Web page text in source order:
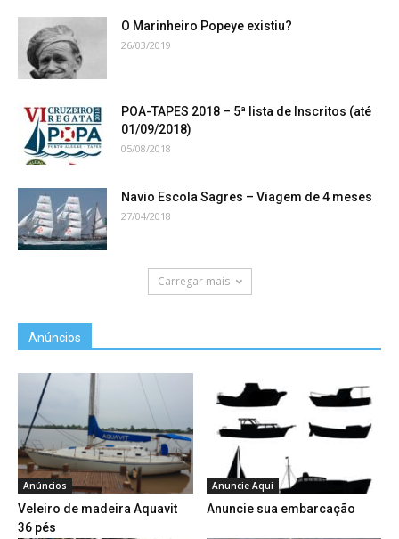
O Marinheiro Popeye existiu?
26/03/2019
POA-TAPES 2018 – 5ª lista de Inscritos (até
01/09/2018)
05/08/2018
Navio Escola Sagres – Viagem de 4 meses
27/04/2018
Carregar mais
Anúncios
Anúncios
Veleiro de madeira Aquavit
36 pés
Anuncie Aqui
Anuncie sua embarcação